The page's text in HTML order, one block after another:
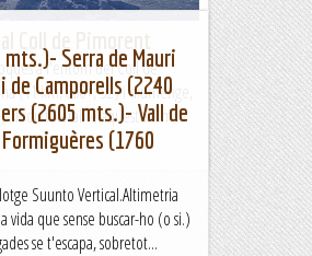
a l'entorn del Coll de
(11 km, 800+, S2) i diumenge,
. Prou tolerable aquest últim,...
Serra de Mauri
Camporells (2240
(2605 mts.)- Vall de
(1760
Suunto Vertical.Altimetria
vida que sense buscar-ho (o si.)
se t'escapa, sobretot...